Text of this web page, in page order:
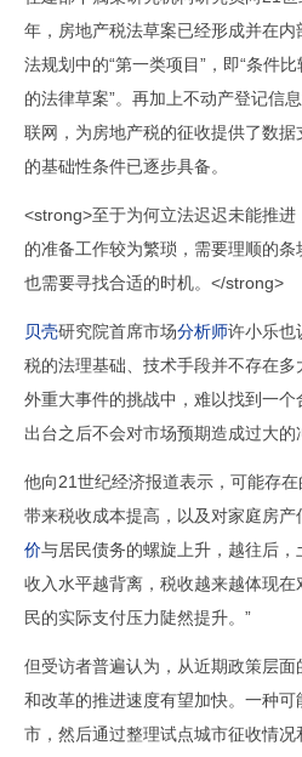
年，房地产税法草案已经形成并在
法规划中的“第一类项目”，即“条件
的法律草案”。再加上不动产登记信
联网，为房地产税的征收提供了数
的基础性条件已逐步具备。
<strong>至于为何立法迟迟未能推
的准备工作较为繁琐，需要理顺的
也需要寻找合适的时机。</strong>
贝壳研究院首席市场分析师许小乐也
税的法理基础、技术手段并不存在
外重大事件的挑战中，难以找到一
出台之后不会对市场预期造成过大
他向21世纪经济报道表示，可能存
带来税收成本提高，以及对家庭房产
价与居民债务的螺旋上升，越往后
收入水平越背离，税收越来越体现
民的实际支付压力陡然提升。”
但受访者普遍认为，从近期政策层
和改革的推进速度有望加快。一种
市，然后通过整理试点城市征收情